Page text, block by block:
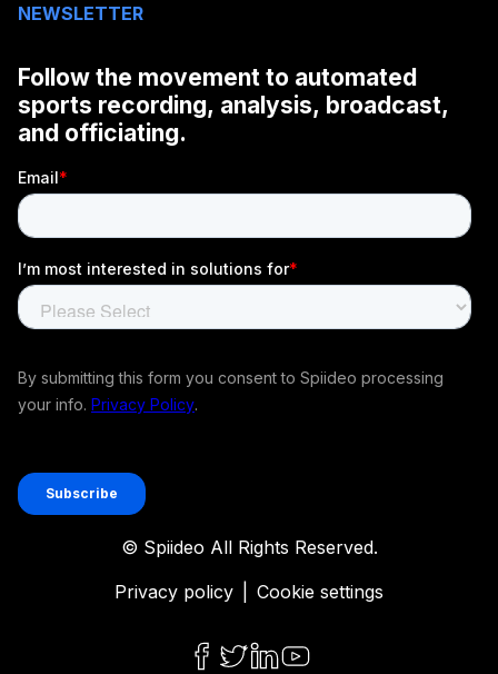
NEWSLETTER
© Spiideo All Rights Reserved.
Privacy policy
Cookie settings